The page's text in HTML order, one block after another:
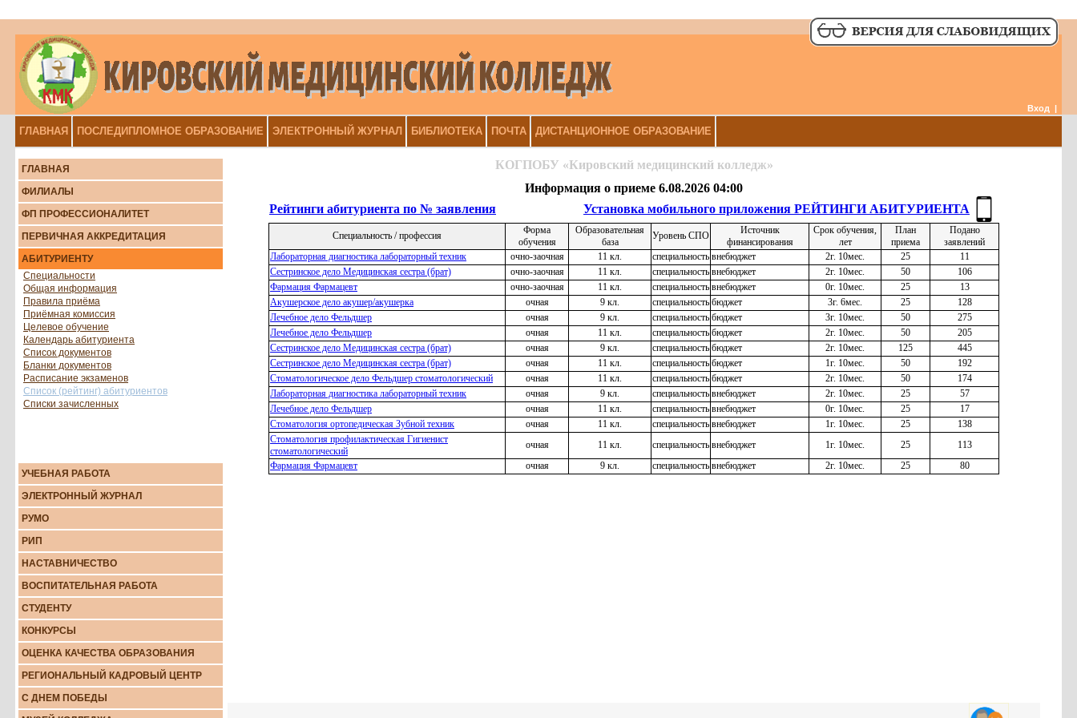
Вход |
ГЛАВНАЯ ПОСЛЕДИПЛОМНОЕ ОБРАЗОВАНИЕ ЭЛЕКТРОННЫЙ ЖУРНАЛ БИБЛИОТЕКА ПОЧТА ДИСТАНЦИОННОЕ ОБРАЗОВАНИЕ
ГЛАВНАЯ
ФИЛИАЛЫ
ФП ПРОФЕССИОНАЛИТЕТ
ПЕРВИЧНАЯ АККРЕДИТАЦИЯ
АБИТУРИЕНТУ
Специальности
Общая информация
Правила приёма
Приёмная комиссия
Целевое обучение
Календарь абитуриента
Список документов
Бланки документов
Расписание экзаменов
Список (рейтинг) абитуриентов
Списки зачисленных
УЧЕБНАЯ РАБОТА
ЭЛEКТРOННЫЙ ЖУРНAЛ
РУМО
РИП
НАСТАВНИЧЕСТВО
ВОСПИТАТЕЛЬНАЯ РАБОТА
СТУДЕНТУ
КОНКУРСЫ
ОЦЕНКА КАЧЕСТВА ОБРАЗОВАНИЯ
РЕГИОНАЛЬНЫЙ КАДРОВЫЙ ЦЕНТР
С ДНЕМ ПОБЕДЫ